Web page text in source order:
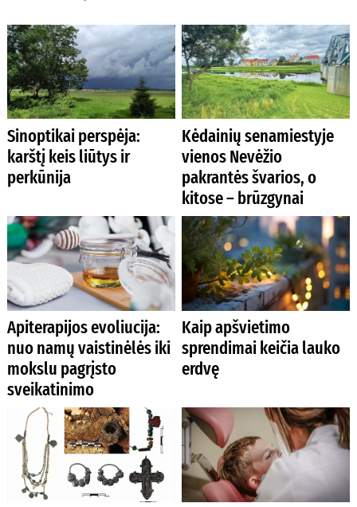
Sinoptikai perspėja:
karštį keis liūtys ir
perkūnija
Kėdainių senamiestyje
vienos Nevėžio
pakrantės švarios, o
kitose – brūzgynai
Apiterapijos evoliucija:
nuo namų vaistinėlės iki
mokslu pagrįsto
sveikatinimo
Kaip apšvietimo
sprendimai keičia lauko
erdvę